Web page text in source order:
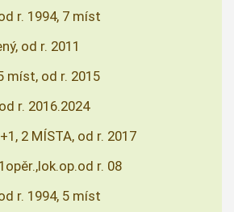
r. 1994, 7 míst
od r. 2011
míst, od r. 2015
r. 2016.2024
2 MÍSTA, od r. 2017
r. 08
r. 1994, 5 míst